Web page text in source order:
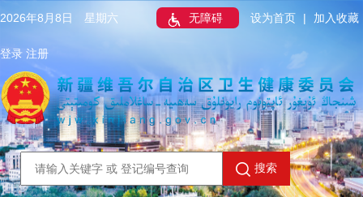
2026年8月8日 星期六 无障碍 设为首页 | 加入收藏
登录 注册
搜索